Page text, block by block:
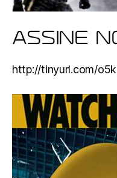
ASSINE
http://tinyurl.com/